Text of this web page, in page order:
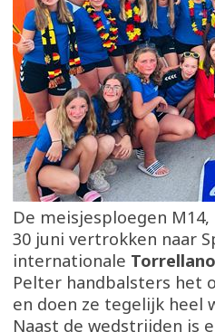
De meisjesploegen M14,
30 juni vertrokken naar
internationale
Pelter handbalsters het
en doen ze tegelijk heel
Naast de wedstrijden is